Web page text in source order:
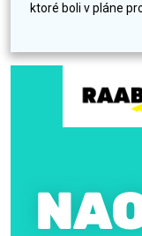
ktoré boli v pláne